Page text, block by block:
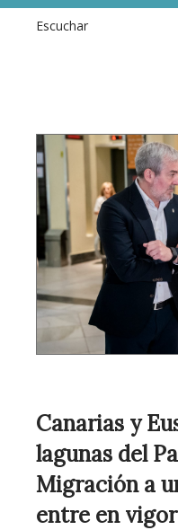
Escuchar
Canarias y
lagunas del
Migración a
entre en vigor